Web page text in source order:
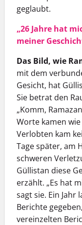
geglaubt.
„26 Jahre hat
meiner
Das Bild, wie
mit dem
Gesicht, hat
Sie betrat den
„Komm,
Worte kamen
Verlobten kam
Tage später, am
schweren
Güllistan diese
erzählt. „Es hat
sagt sie. Ein Jahr
Berichte
vereinzelten